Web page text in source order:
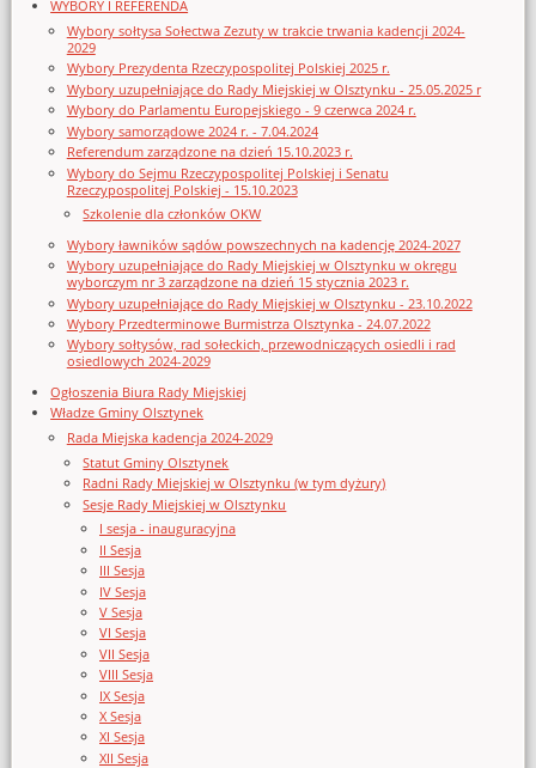
WYBORY I REFERENDA
Wybory sołtysa Sołectwa Zezuty w trakcie trwania kadencji 2024-
2029
Wybory Prezydenta Rzeczypospolitej Polskiej 2025 r.
Wybory uzupełniające do Rady Miejskiej w Olsztynku - 25.05.2025 r
Wybory do Parlamentu Europejskiego - 9 czerwca 2024 r.
Wybory samorządowe 2024 r. - 7.04.2024
Referendum zarządzone na dzień 15.10.2023 r.
Wybory do Sejmu Rzeczypospolitej Polskiej i Senatu
Rzeczypospolitej Polskiej - 15.10.2023
Szkolenie dla członków OKW
Wybory ławników sądów powszechnych na kadencję 2024-2027
Wybory uzupełniające do Rady Miejskiej w Olsztynku w okręgu
wyborczym nr 3 zarządzone na dzień 15 stycznia 2023 r.
Wybory uzupełniające do Rady Miejskiej w Olsztynku - 23.10.2022
Wybory Przedterminowe Burmistrza Olsztynka - 24.07.2022
Wybory sołtysów, rad sołeckich, przewodniczących osiedli i rad
osiedlowych 2024-2029
Ogłoszenia Biura Rady Miejskiej
Władze Gminy Olsztynek
Rada Miejska kadencja 2024-2029
Statut Gminy Olsztynek
Radni Rady Miejskiej w Olsztynku (w tym dyżury)
Sesje Rady Miejskiej w Olsztynku
I sesja - inauguracyjna
II Sesja
III Sesja
IV Sesja
V Sesja
VI Sesja
VII Sesja
VIII Sesja
IX Sesja
X Sesja
XI Sesja
XII Sesja